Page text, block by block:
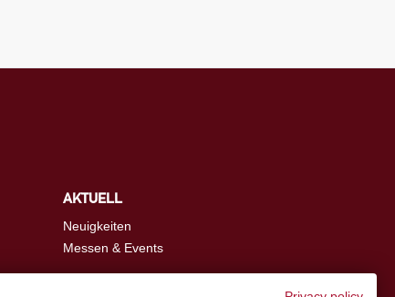
AKTUELL
Neuigkeiten
Messen & Events